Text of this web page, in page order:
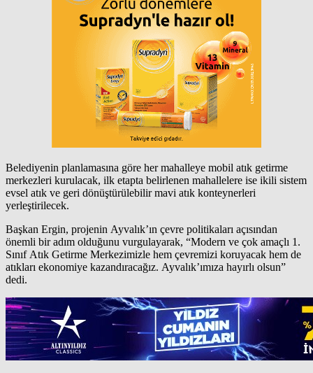
Belediyenin planlamasına göre her mahalleye mobil atık getirme
merkezleri kurulacak, ilk etapta belirlenen mahallelere ise ikili sistem
evsel atık ve geri dönüştürülebilir mavi atık konteynerleri
yerleştirilecek.
Başkan Ergin, projenin Ayvalık’ın çevre politikaları açısından
önemli bir adım olduğunu vurgulayarak, “Modern ve çok amaçlı 1.
Sınıf Atık Getirme Merkezimizle hem çevremizi koruyacak hem de
atıkları ekonomiye kazandıracağız. Ayvalık’ımıza hayırlı olsun”
dedi.